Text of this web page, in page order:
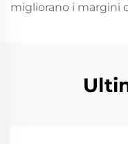
migliorano i margini